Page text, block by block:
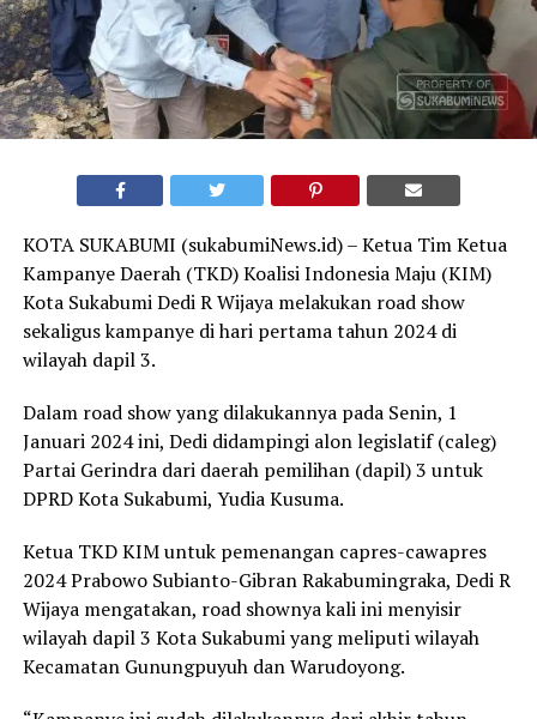
KOTA SUKABUMI (sukabumiNews.id) – Ketua Tim Ketua
Kampanye Daerah (TKD) Koalisi Indonesia Maju (KIM)
Kota Sukabumi Dedi R Wijaya melakukan road show
sekaligus kampanye di hari pertama tahun 2024 di
wilayah dapil 3.
Dalam road show yang dilakukannya pada Senin, 1
Januari 2024 ini, Dedi didampingi alon legislatif (caleg)
Partai Gerindra dari daerah pemilihan (dapil) 3 untuk
DPRD Kota Sukabumi, Yudia Kusuma.
Ketua TKD KIM untuk pemenangan capres-cawapres
2024 Prabowo Subianto-Gibran Rakabumingraka, Dedi R
Wijaya mengatakan, road shownya kali ini menyisir
wilayah dapil 3 Kota Sukabumi yang meliputi wilayah
Kecamatan Gunungpuyuh dan Warudoyong.